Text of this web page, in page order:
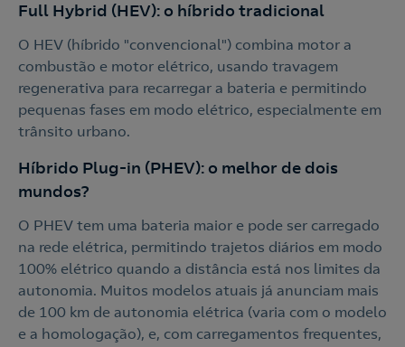
Full Hybrid (HEV): o híbrido tradicional
O HEV (híbrido "convencional") combina motor a
combustão e motor elétrico, usando travagem
regenerativa para recarregar a bateria e permitindo
pequenas fases em modo elétrico, especialmente em
trânsito urbano.
Híbrido Plug-in (PHEV): o melhor de dois
mundos?
O PHEV tem uma bateria maior e pode ser carregado
na rede elétrica, permitindo trajetos diários em modo
100% elétrico quando a distância está nos limites da
autonomia. Muitos modelos atuais já anunciam mais
de 100 km de autonomia elétrica (varia com o modelo
e a homologação), e, com carregamentos frequentes,